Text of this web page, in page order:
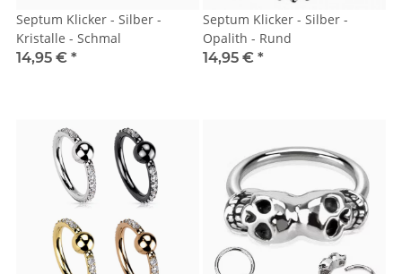
Septum Klicker - Silber -
Kristalle - Schmal
14,95 € *
Septum Klicker - Silber -
Opalith - Rund
14,95 € *